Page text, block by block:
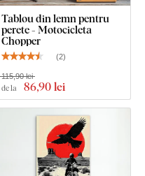
Tablou din lemn pentru
perete - Motocicleta
Chopper
(2)
de la 86,90 lei
115,90 lei